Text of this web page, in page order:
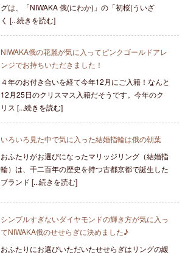
グは、「NIWAKA 俄(にわか)」の「初桜(ういざ
く [...続きを読む]
NIWAKA俄の花麗が気に入ってピンクゴールドアレ
ンジでお持ちいただきました！
４年のお付き合いを経て今年12月にご入籍！なんと
12月25日のクリスマス入籍だそうです。今年のク
リス [...続きを読む]
いろいろ見た中で気に入った結婚指輪は俄の朝葉
おふたりがお選びになったマリッジリング（結婚指
輪）は、千二百年の歴史を持つ古都京都で誕生した
ブランド [...続きを読む]
シンプルすぎないダイヤモンドの輝き方が気に入っ
てNIWAKA俄のせせらぎに決めました♪
おふたりにお選びいただいたせせらぎはリングの緩